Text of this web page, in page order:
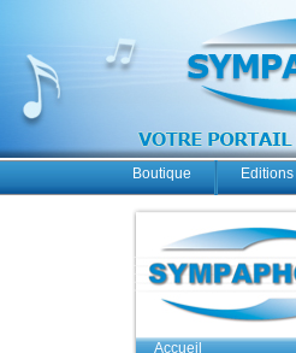
Boutique Editions
Accueil